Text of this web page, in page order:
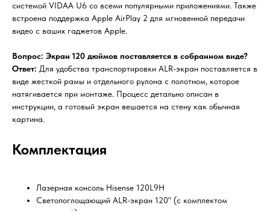
системой VIDAA U6 со всеми популярными приложениями. Также
встроена поддержка Apple AirPlay 2 для мгновенной передачи
видео с ваших гаджетов Apple.
Вопрос: Экран 120 дюймов поставляется в собранном виде?
Ответ: Для удобства транспортировки ALR-экран поставляется в
виде жесткой рамы и отдельного рулона с полотном, которое
натягивается при монтаже. Процесс детально описан в
инструкции, а готовый экран вешается на стену как обычная
картина.
Комплектация
Лазерная консоль Hisense 120L9H
Светопоглощающий ALR-экран 120" (с комплектом